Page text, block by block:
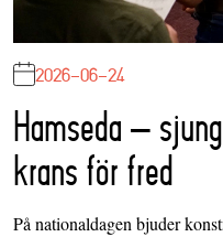
2026-06-24
Hamseda –
krans för fred
På nationaldagen bjuder